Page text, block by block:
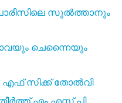
സുൽത്താനും
ചെന്നൈയും
എഫ് സിക്ക് തോൽവി
എം എസ് പി